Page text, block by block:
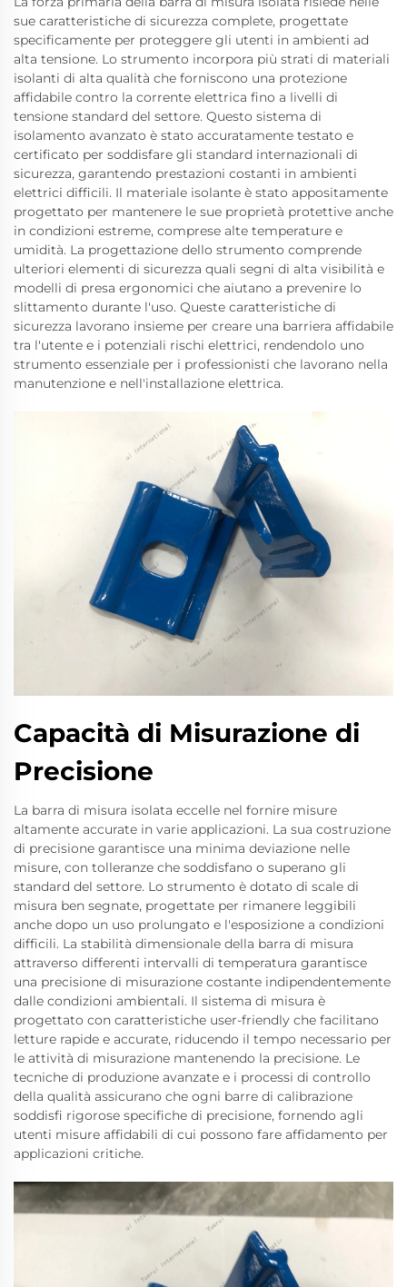
sue caratteristiche di sicurezza complete, progettate
specificamente per proteggere gli utenti in ambienti ad
alta tensione. Lo strumento incorpora più strati di materiali
isolanti di alta qualità che forniscono una protezione
affidabile contro la corrente elettrica fino a livelli di
tensione standard del settore. Questo sistema di
isolamento avanzato è stato accuratamente testato e
certificato per soddisfare gli standard internazionali di
sicurezza, garantendo prestazioni costanti in ambienti
elettrici difficili. Il materiale isolante è stato appositamente
progettato per mantenere le sue proprietà protettive anche
in condizioni estreme, comprese alte temperature e
umidità. La progettazione dello strumento comprende
ulteriori elementi di sicurezza quali segni di alta visibilità e
modelli di presa ergonomici che aiutano a prevenire lo
slittamento durante l'uso. Queste caratteristiche di
sicurezza lavorano insieme per creare una barriera affidabile
tra l'utente e i potenziali rischi elettrici, rendendolo uno
strumento essenziale per i professionisti che lavorano nella
manutenzione e nell'installazione elettrica.
Capacità di Misurazione di
Precisione
La barra di misura isolata eccelle nel fornire misure
altamente accurate in varie applicazioni. La sua costruzione
di precisione garantisce una minima deviazione nelle
misure, con tolleranze che soddisfano o superano gli
standard del settore. Lo strumento è dotato di scale di
misura ben segnate, progettate per rimanere leggibili
anche dopo un uso prolungato e l'esposizione a condizioni
difficili. La stabilità dimensionale della barra di misura
attraverso differenti intervalli di temperatura garantisce
una precisione di misurazione costante indipendentemente
dalle condizioni ambientali. Il sistema di misura è
progettato con caratteristiche user-friendly che facilitano
letture rapide e accurate, riducendo il tempo necessario per
le attività di misurazione mantenendo la precisione. Le
tecniche di produzione avanzate e i processi di controllo
della qualità assicurano che ogni barre di calibrazione
soddisfi rigorose specifiche di precisione, fornendo agli
utenti misure affidabili di cui possono fare affidamento per
applicazioni critiche.